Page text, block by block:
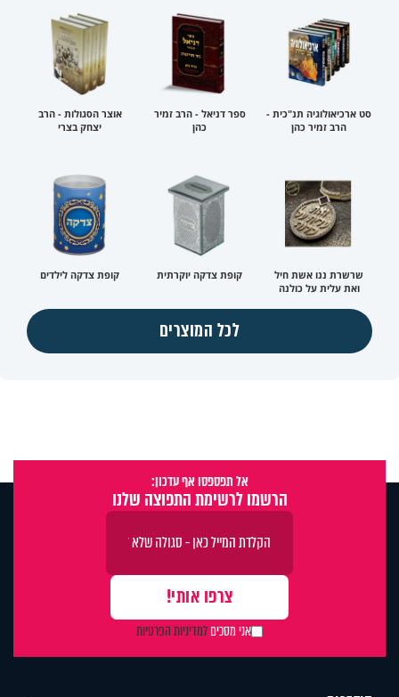
סט ארכיאולוגיה תנ"כית -
הרב זמיר כהן
ספר דניאל - הרב זמיר
כהן
אוצר הסגולות - הרב
יצחק בצרי
שרשרת ננו אשת חיל
ואת עלית על כולנה
קופת צדקה יוקרתית קופת צדקה לילדים
לכל המוצרים
אל תפספסו אף עדכון:
הרשמו לרשימת התפוצה שלנו
אני מסכיםלמדיניות הפרטיות